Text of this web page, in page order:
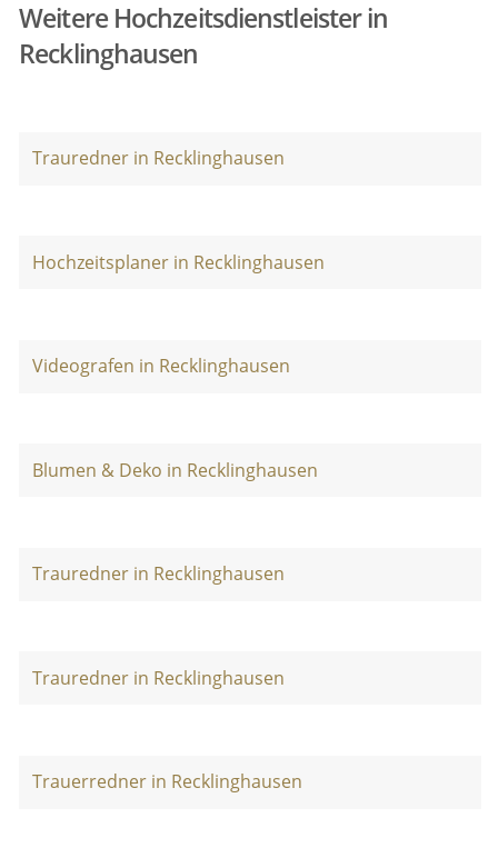
Weitere Hochzeitsdienstleister in
Recklinghausen
Trauredner in Recklinghausen
Hochzeitsplaner in Recklinghausen
Videografen in Recklinghausen
Blumen & Deko in Recklinghausen
Trauredner in Recklinghausen
Trauredner in Recklinghausen
Trauerredner in Recklinghausen